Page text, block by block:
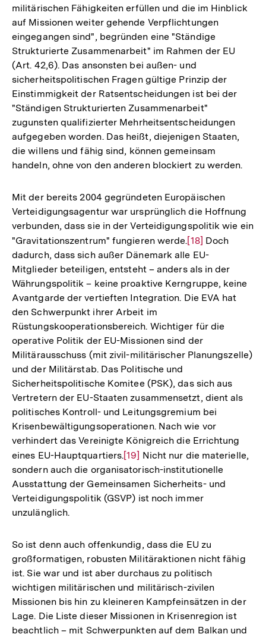
militärischen Fähigkeiten erfüllen und die im Hinblick
auf Missionen weiter gehende Verpflichtungen
eingegangen sind", begründen eine "Ständige
Strukturierte Zusammenarbeit" im Rahmen der EU
(Art. 42,6). Das ansonsten bei außen- und
sicherheitspolitischen Fragen gültige Prinzip der
Einstimmigkeit der Ratsentscheidungen ist bei der
"Ständigen Strukturierten Zusammenarbeit"
zugunsten qualifizierter Mehrheitsentscheidungen
aufgegeben worden. Das heißt, diejenigen Staaten,
die willens und fähig sind, können gemeinsam
handeln, ohne von den anderen blockiert zu werden.
Mit der bereits 2004 gegründeten Europäischen
Verteidigungsagentur war ursprünglich die Hoffnung
verbunden, dass sie in der Verteidigungspolitik wie ein
"Gravitationszentrum" fungieren werde.Zur
Auflösung
der
Fußnote
[18] Doch
dadurch, dass sich außer Dänemark alle EU-
Mitglieder beteiligen, entsteht – anders als in der
Währungspolitik – keine proaktive Kerngruppe, keine
Avantgarde der vertieften Integration. Die EVA hat
den Schwerpunkt ihrer Arbeit im
Rüstungskooperationsbereich. Wichtiger für die
operative Politik der EU-Missionen sind der
Militärausschuss (mit zivil-militärischer Planungszelle)
und der Militärstab. Das Politische und
Sicherheitspolitische Komitee (PSK), das sich aus
Vertretern der EU-Staaten zusammensetzt, dient als
politisches Kontroll- und Leitungsgremium bei
Krisenbewältigungsoperationen. Nach wie vor
verhindert das Vereinigte Königreich die Errichtung
eines EU-Hauptquartiers.Zur
Auflösung
der
Fußnote
[19] Nicht nur die materielle,
sondern auch die organisatorisch-institutionelle
Ausstattung der Gemeinsamen Sicherheits- und
Verteidigungspolitik (GSVP) ist noch immer
unzulänglich.
So ist denn auch offenkundig, dass die EU zu
großformatigen, robusten Militäraktionen nicht fähig
ist. Sie war und ist aber durchaus zu politisch
wichtigen militärischen und militärisch-zivilen
Missionen bis hin zu kleineren Kampfeinsätzen in der
Lage. Die Liste dieser Missionen in Krisenregion ist
beachtlich – mit Schwerpunkten auf dem Balkan und